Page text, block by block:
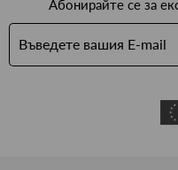
Абонирайте се за